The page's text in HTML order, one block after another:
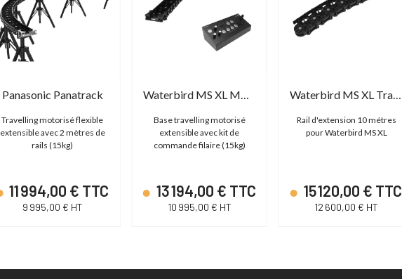
Panasonic Panatrack
Travelling motorisé flexible
extensible avec 2 mètres de
rails (15kg)
11 994,00 € TTC
9 995,00 € HT
Waterbird MS XL MKII Wired Bundle
Base travelling motorisé
extensible avec kit de
commande filaire (15kg)
13 194,00 € TTC
10 995,00 € HT
Waterbird MS XL Track Extension - 10M
Rail d'extension 10 métres
pour Waterbird MS XL
15 120,00 € TTC
12 600,00 € HT